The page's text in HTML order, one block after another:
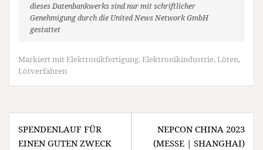
dieses Datenbankwerks sind nur mit schriftlicher
Genehmigung durch die United News Network GmbH
gestattet
Markiert mit Elektronikfertigung,Elektronikindustrie,Löten,
Lötverfahren
Beitragsnavigation
SPENDENLAUF FÜR
EINEN GUTEN ZWECK
NEPCON CHINA 2023
(MESSE | SHANGHAI)